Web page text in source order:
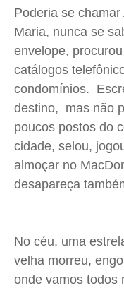
Wanda Sily
Publicidade Legal
Quem Somos
Expediente
Contato
Anuncie
Termos de Uso
Privacidade
Wanda Sily
Publicidade Legal
Quem Somos
Expediente
Contato
Anuncie
Termos de Uso
Privacidade
Wanda Sily
Publicidade Legal
Quem Somos
Expediente
Contato
Anuncie
Termos de Uso
Privacidade
Wanda Sily
Publicidade Legal
Quem Somos
Expediente
Contato
Anuncie
Termos de Uso
Privacidade
Poderia se
Maria, nunca se
envelope,
catálogos
condomínios.
destino, mas não
poucos postos do
cidade, selou,
almoçar no
desapareça
No céu, uma
velha morreu,
onde vamos todos